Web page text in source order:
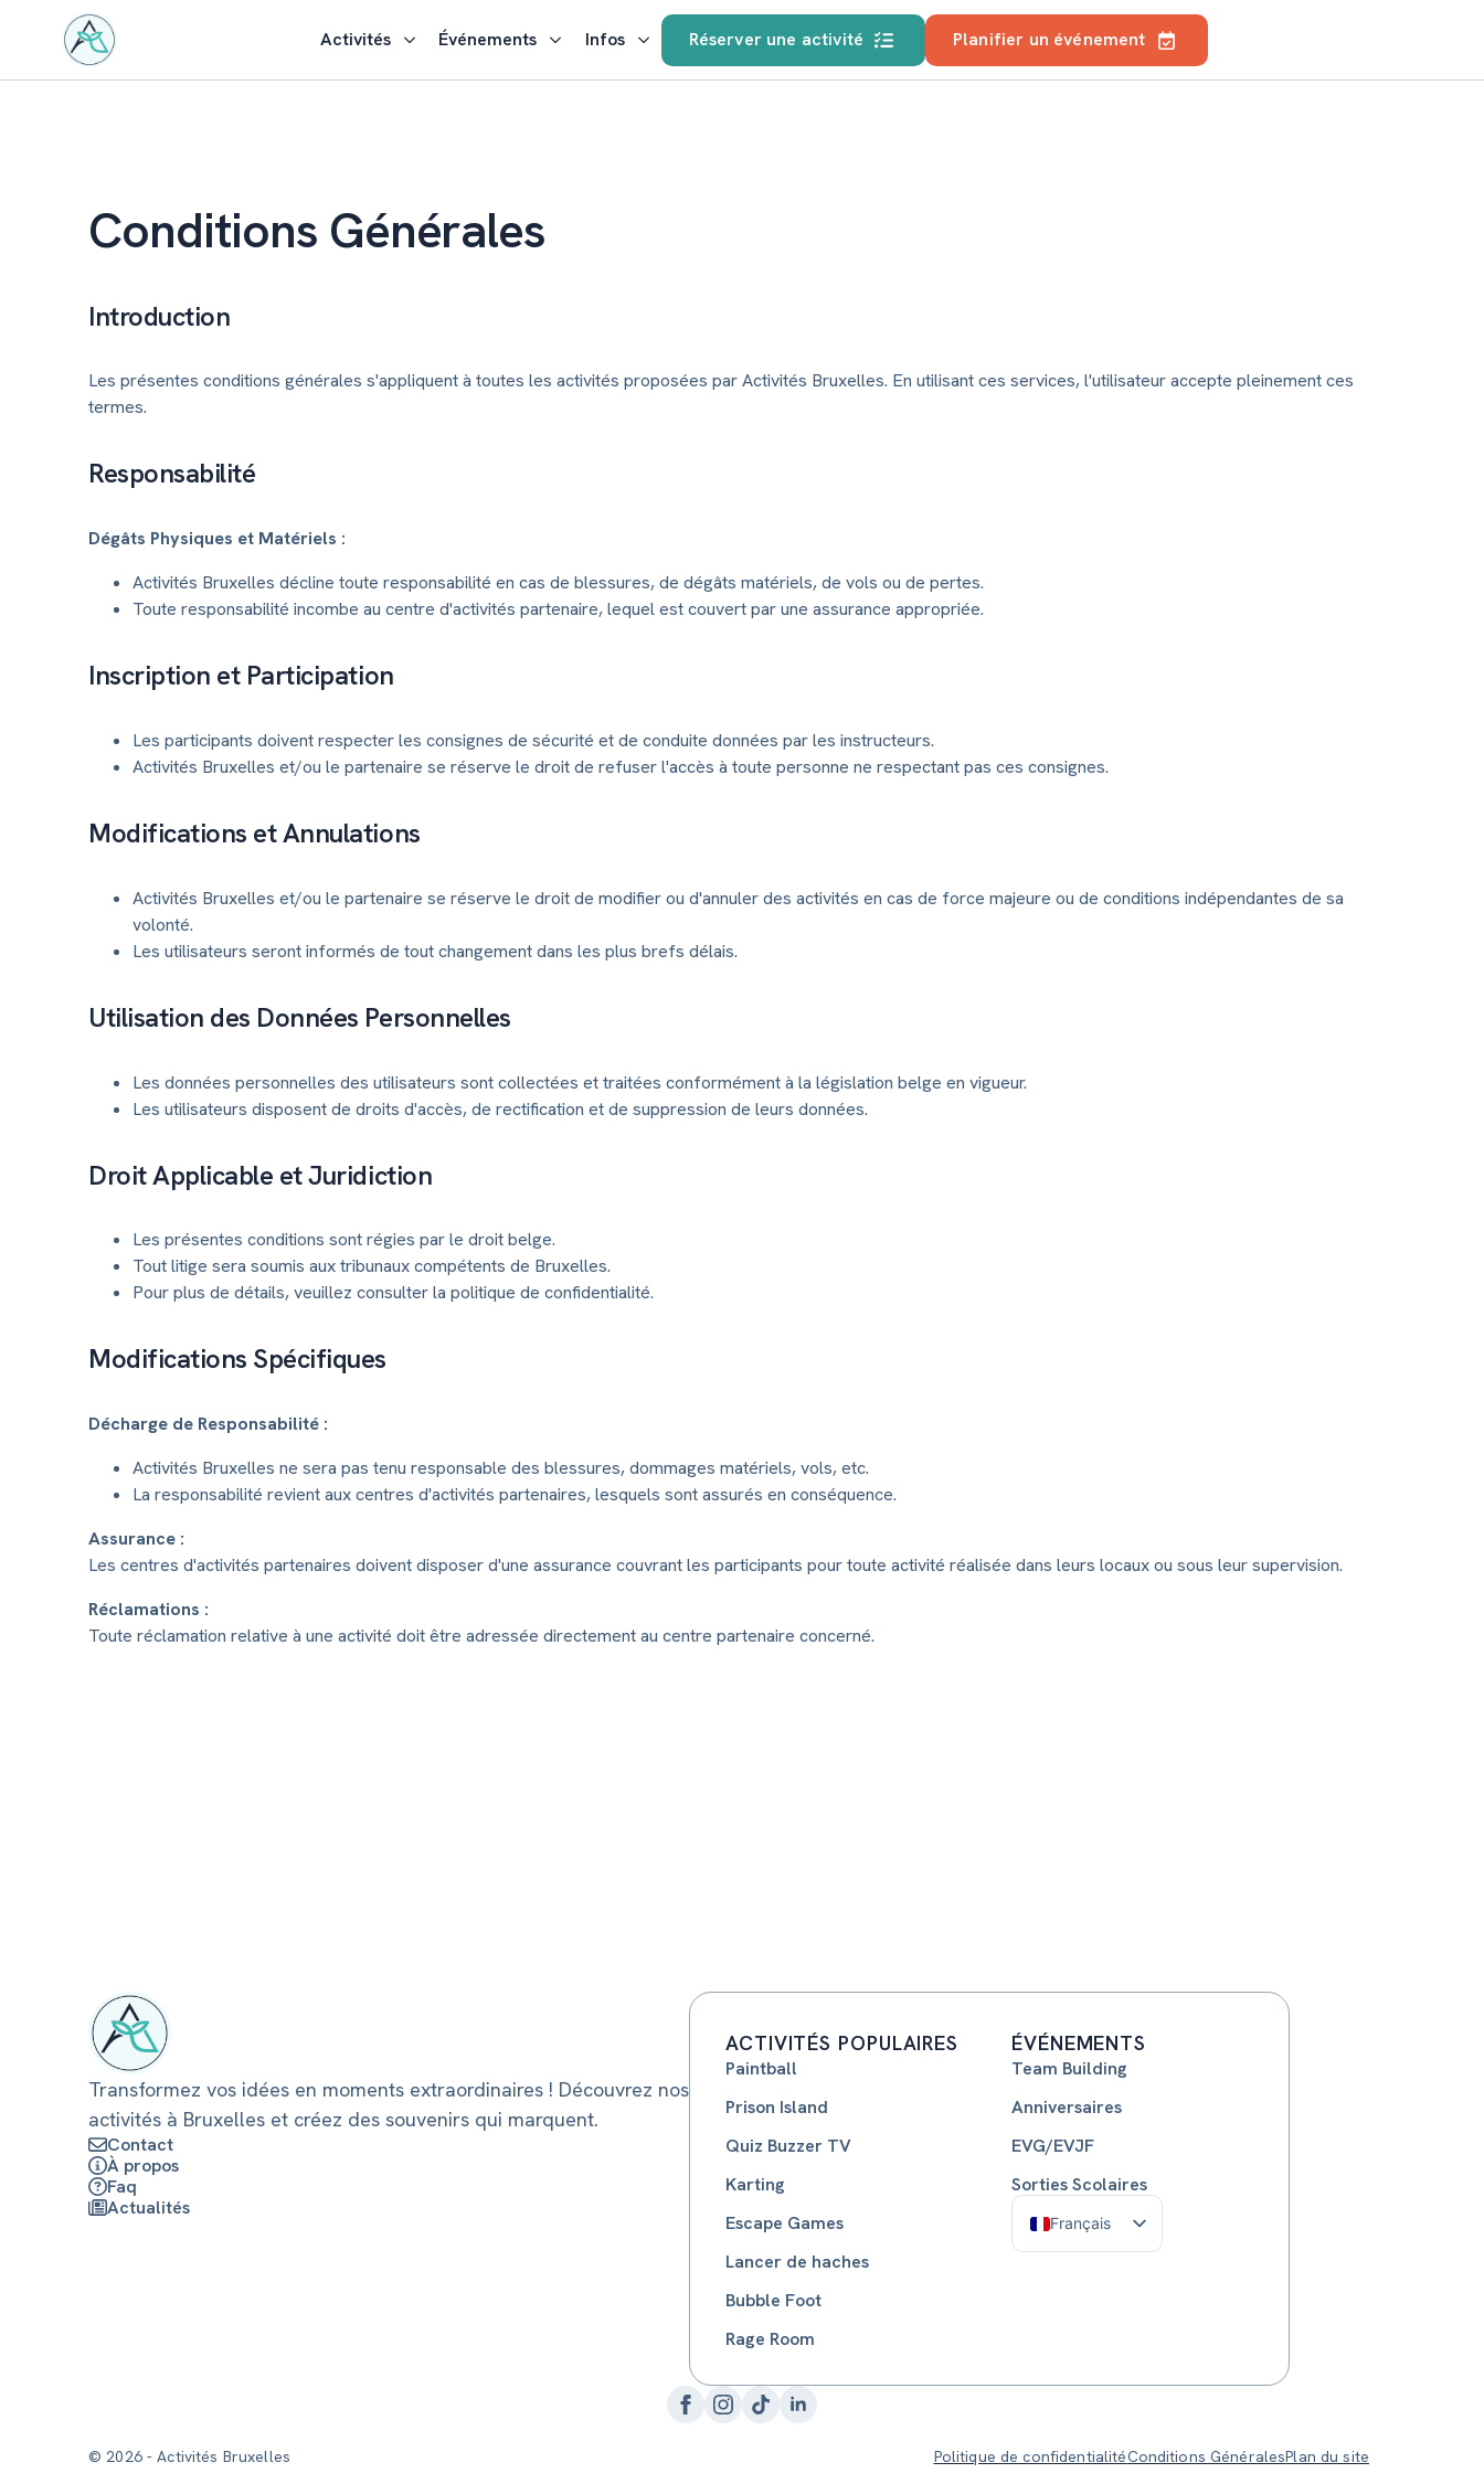
Activités Événements Infos Réserver une activité Planifier un événement
Conditions Générales
Introduction
Les présentes conditions générales s'appliquent à toutes les activités proposées par Activités Bruxelles. En utilisant ces services, l'utilisateur accepte pleinement ces
termes.
Responsabilité
Dégâts Physiques et Matériels :
Activités Bruxelles décline toute responsabilité en cas de blessures, de dégâts matériels, de vols ou de pertes.
Toute responsabilité incombe au centre d'activités partenaire, lequel est couvert par une assurance appropriée.
Inscription et Participation
Les participants doivent respecter les consignes de sécurité et de conduite données par les instructeurs.
Activités Bruxelles et/ou le partenaire se réserve le droit de refuser l'accès à toute personne ne respectant pas ces consignes.
Modifications et Annulations
Activités Bruxelles et/ou le partenaire se réserve le droit de modifier ou d'annuler des activités en cas de force majeure ou de conditions indépendantes de sa
volonté.
Les utilisateurs seront informés de tout changement dans les plus brefs délais.
Utilisation des Données Personnelles
Les données personnelles des utilisateurs sont collectées et traitées conformément à la législation belge en vigueur.
Les utilisateurs disposent de droits d'accès, de rectification et de suppression de leurs données.
Droit Applicable et Juridiction
Les présentes conditions sont régies par le droit belge.
Tout litige sera soumis aux tribunaux compétents de Bruxelles.
Pour plus de détails, veuillez consulter la politique de confidentialité.
Modifications Spécifiques
Décharge de Responsabilité :
Activités Bruxelles ne sera pas tenu responsable des blessures, dommages matériels, vols, etc.
La responsabilité revient aux centres d'activités partenaires, lesquels sont assurés en conséquence.
Assurance :
Les centres d'activités partenaires doivent disposer d'une assurance couvrant les participants pour toute activité réalisée dans leurs locaux ou sous leur supervision.
Réclamations :
Toute réclamation relative à une activité doit être adressée directement au centre partenaire concerné.
Transformez vos idées en moments extraordinaires ! Découvrez nos
activités à Bruxelles et créez des souvenirs qui marquent.
Contact
À propos
Faq
Actualités
ACTIVITÉS POPULAIRES
Paintball
Prison Island
Quiz Buzzer TV
Karting
Escape Games
Lancer de haches
Bubble Foot
Rage Room
ÉVÉNEMENTS
Team Building
Anniversaires
EVG/EVJF
Sorties Scolaires
Français
Nederlands
© 2026 - Activités Bruxelles Politique de confidentialitéConditions GénéralesPlan du site